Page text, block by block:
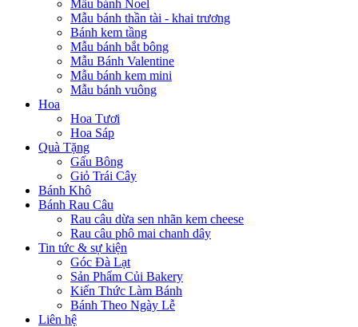
Mẫu bánh Noel
Mẫu bánh thần tài - khai trương
Bánh kem tầng
Mẫu bánh bắt bông
Mẫu Bánh Valentine
Mẫu bánh kem mini
Mẫu bánh vuông
Hoa
Hoa Tươi
Hoa Sáp
Quà Tặng
Gấu Bông
Giỏ Trái Cây
Bánh Khô
Bánh Rau Câu
Rau câu dừa sen nhãn kem cheese
Rau câu phô mai chanh dây
Tin tức & sự kiện
Góc Đà Lạt
Sản Phẩm Củi Bakery
Kiến Thức Làm Bánh
Bánh Theo Ngày Lễ
Liên hệ